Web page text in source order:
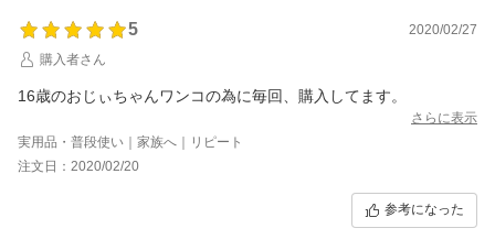
5
2020/02/27
購入者さん
16歳のおじぃちゃんワンコの為に毎回、購入してます。
さらに表示
実用品・普段使い｜家族へ｜リピート
注文日：2020/02/20
参考になった